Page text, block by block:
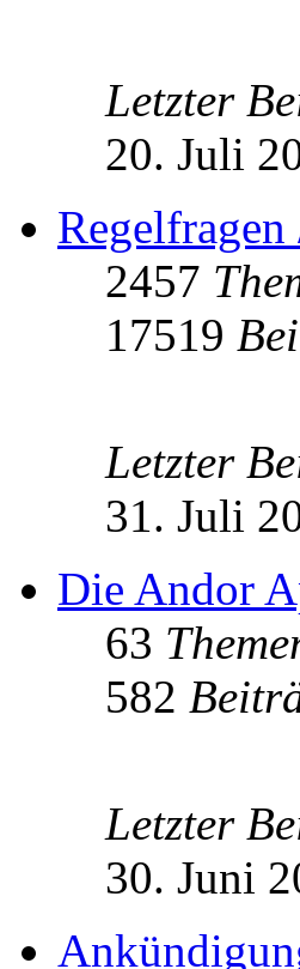
Letzter
20. Juli
2457
17519
Letzter
31. Juli
Die Andor
63
582
Letzter
30. Juni